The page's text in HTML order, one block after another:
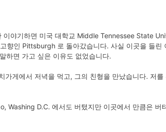
야기하면 미국 대학교 Middle Tennessee State
향인 Pittsburgh 로 돌아갔습니다. 사실 이곳을 들린
하면 가고 싶은 이유도 없었습니다.
게에서 저녁을 먹고, 그의 친형을 만났습니다. 저를
Washing D.C. 에서도 버텼지만 이곳에서 만큼은 버